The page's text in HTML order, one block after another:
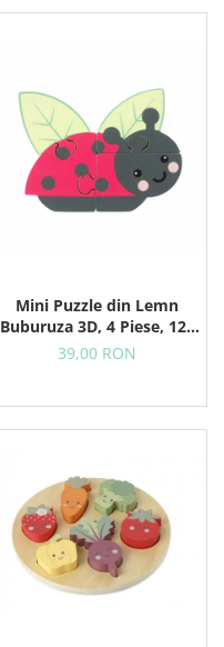
Mini Puzzle din Lemn
Buburuza 3D, 4 Piese, 12+
Luni
39,00 RON